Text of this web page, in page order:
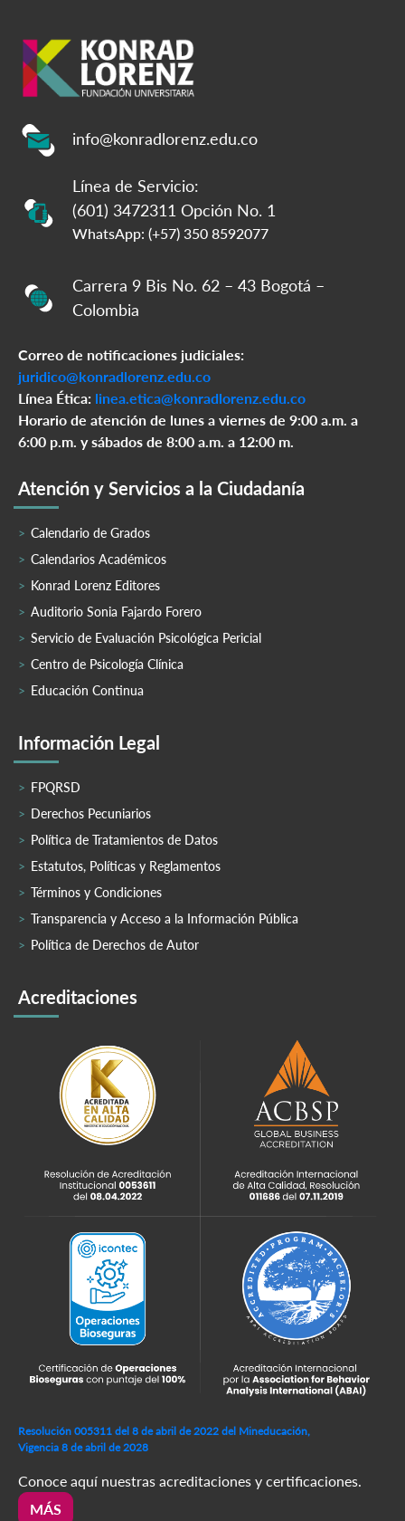
info@konradlorenz.edu.co
Línea de Servicio:
(601) 3472311 Opción No. 1
WhatsApp: (+57) 350 8592077
Carrera 9 Bis No. 62 – 43 Bogotá –
Colombia
Correo de notificaciones judiciales:
juridico@konradlorenz.edu.co
Línea Ética: linea.etica@konradlorenz.edu.co
Horario de atención de lunes a viernes de 9:00 a.m. a
6:00 p.m. y sábados de 8:00 a.m. a 12:00 m.
Atención y Servicios a la Ciudadanía
Calendario de Grados
Calendarios Académicos
Konrad Lorenz Editores
Auditorio Sonia Fajardo Forero
Servicio de Evaluación Psicológica Pericial
Centro de Psicología Clínica
Educación Continua
Información Legal
FPQRSD
Derechos Pecuniarios
Política de Tratamientos de Datos
Estatutos, Políticas y Reglamentos
Términos y Condiciones
Transparencia y Acceso a la Información Pública
Política de Derechos de Autor
Acreditaciones
Resolución 005311 del 8 de abril de 2022 del Mineducación,
Vigencia 8 de abril de 2028
Conoce aquí nuestras acreditaciones y certificaciones.
MÁS